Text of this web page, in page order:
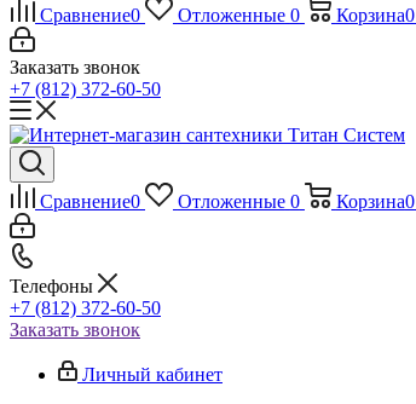
Сравнение0 Отложенные 0 Корзина0
Заказать звонок
+7 (812) 372-60-50
Сравнение0 Отложенные 0 Корзина0
Телефоны
+7 (812) 372-60-50
Заказать звонок
Личный кабинет